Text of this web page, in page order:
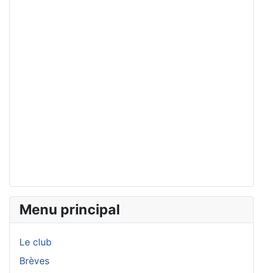
Menu principal
Le club
Brèves